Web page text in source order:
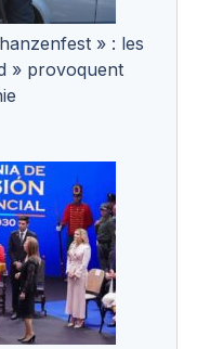
» : les
» provoquent